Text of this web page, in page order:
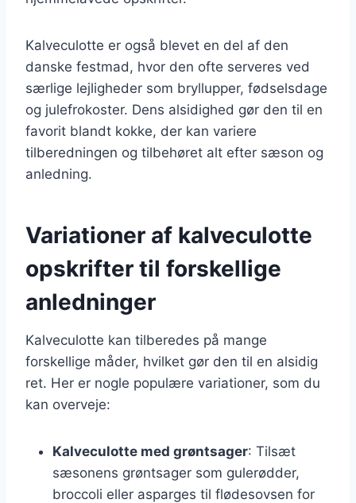
Kalveculotte er også blevet en del af den
danske festmad, hvor den ofte serveres ved
særlige lejligheder som bryllupper, fødselsdage
og julefrokoster. Dens alsidighed gør den til en
favorit blandt kokke, der kan variere
tilberedningen og tilbehøret alt efter sæson og
anledning.
Variationer af kalveculotte
opskrifter til forskellige
anledninger
Kalveculotte kan tilberedes på mange
forskellige måder, hvilket gør den til en alsidig
ret. Her er nogle populære variationer, som du
kan overveje:
Kalveculotte med grøntsager: Tilsæt
sæsonens grøntsager som gulerødder,
broccoli eller asparges til flødesovsen for